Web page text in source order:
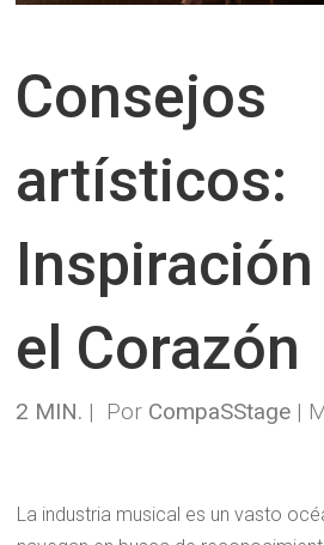
Consejos
artísticos:
el Corazón
2 MIN. | Por CompaSStage |
La industria musical es un vasto